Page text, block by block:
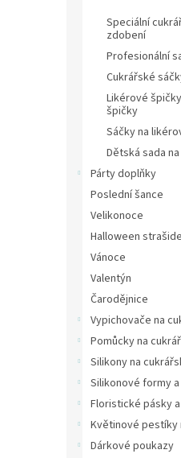
Speciální
zdobení
Profesionální
Cukrářské
Likérové
špičky
Sáčky na
Dětská sada
Párty doplňky
Poslední šance
Velikonoce
Halloween
Vánoce
Valentýn
Čarodějnice
Vypichovače na
Pomůcky na
Silikony na
Silikonové formy
Floristické pásky
Květinové
Dárkové poukazy